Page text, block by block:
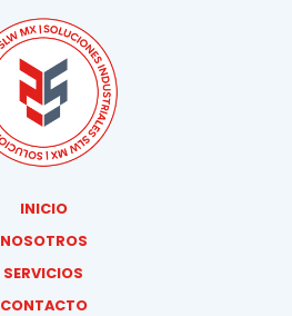
INICIO
NOSOTROS
SERVICIOS
CONTACTO